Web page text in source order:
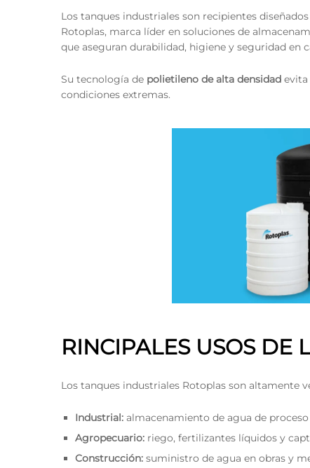
Los tanques industriales son recipientes diseñados
Rotoplas, marca líder en soluciones de
que aseguran durabilidad, higiene y seguridad en
Su tecnología de polietileno de alta densidad evita
condiciones extremas.
RINCIPALES USOS DE
Los tanques industriales Rotoplas son altamente
Industrial: almacenamiento de agua de
Agropecuario: riego, fertilizantes líquidos y
Construcción: suministro de agua en obras y